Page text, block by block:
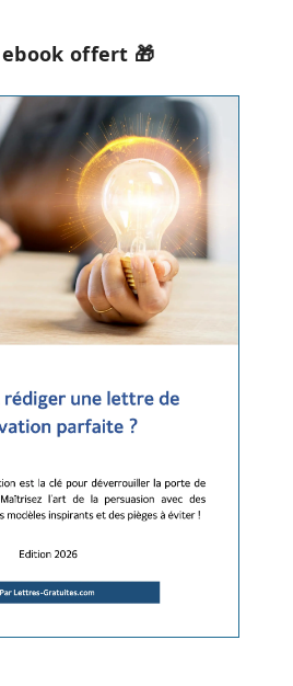
ebook offert 🎁